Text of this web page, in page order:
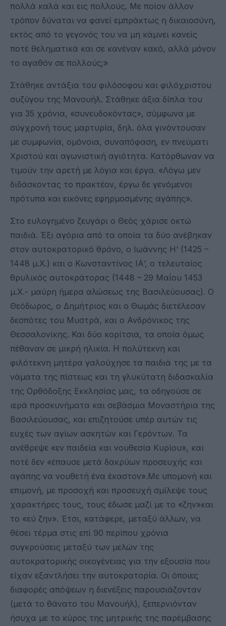
πολλά καλά και εις πολλούς. Με ποίον άλλον
τρόπον δύναται να φανεί εμπράκτως η δικαιοσύνη,
εκτός από το γεγονός του να μη κάμνει κανείς
ποτέ θεληματικά και σε κανέναν κακό, αλλά μόνον
το αγαθόν σε πολλούς;»
Στάθηκε αντάξια του φιλόσοφου και φιλόχριστου
συζύγου της Μανουήλ. Στάθηκε άξια δίπλα του
για 35 χρόνια, «συνευδοκόντας», σύμφωνα με
σύγχρονή τους μαρτυρία, δηλ. όλα γινόντουσαν
με συμφωνία, ομόνοια, συναπόφαση, εν πνεύματι
Χριστού και αγωνιστική αγιότητα. Κατόρθωναν να
τιμούν την αρετή με λόγια και έργα. «Λόγω μεν
διδάσκοντας το πρακτέον, έργω δε γενόμενοι
πρότυπα και εικόνες εφηρμοσμένης αγάπης».
Στο ευλογημένο ζευγάρι ο Θεός χάρισε οκτώ
παιδιά. Έξι αγόρια από τα οποία τα δύο ανέβηκαν
στον αυτοκρατορικό θρόνο, ο Ιωάννης Η’ (1425 –
1448 μ.Χ.) και ο Κωνσταντίνος ΙΑ’, ο τελευταίος
θρυλικός αυτοκράτορας (1448 – 29 Μαΐου 1453
μ.Χ.- μαύρη ήμερα αλώσεως της Βασιλεύουσας). Ο
Θεόδωρος, ο Δημήτριος και ο Θωμάς διετέλεσαν
δεσπότες του Μυστρά, και ο Ανδρόνικος της
Θεσσαλονίκης. Και δύο κορίτσια, τα οποία όμως
πέθαναν σε μικρή ηλικία. Η πολύτεκνη και
φιλότεκνη μητέρα γαλούχησε τα παιδιά της με τα
νάματα της πίστεως και τη γλυκύτατη διδασκαλία
της Ορθόδοξης Εκκλησίας μας, τα οδηγούσε σε
ιερά προσκυνήματα και σεβάσμια Μοναστήρια της
Βασιλεύουσας, και επιζητούσε υπέρ αυτών τις
ευχές των αγίων ασκητών και Γερόντων. Τα
ανέθρεψε «εν παιδεία και νουθεσία Κυρίου», και
ποτέ δεν «έπαυσε μετά δακρύων προσευχής και
αγάπης να νουθετή ένα έκαστον».Με υπομονή και
επιμονή, με προσοχή και προσευχή σμίλεψε τους
χαρακτήρες τους, τους έδωσε μαζί με το «ζην»και
το «εύ ζην». Έτσι, κατάφερε, μεταξύ άλλων, να
θέσει τέρμα στις επί 90 περίπου χρόνια
συγκρούσεις μεταξύ των μελών της
αυτοκρατορικής οικογένειας για την εξουσία που
είχαν εξαντλήσει την αυτοκρατορία. Οι όποιες
διαφορές απόψεων η διενέξεις παρουσιάζονταν
(μετά το θάνατο του Μανουήλ), ξεπερνιόνταν
ήσυχα με το κύρος της μητρικής της παρέμβασης